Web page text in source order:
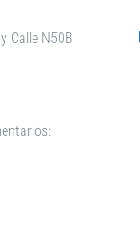
Calle N50B